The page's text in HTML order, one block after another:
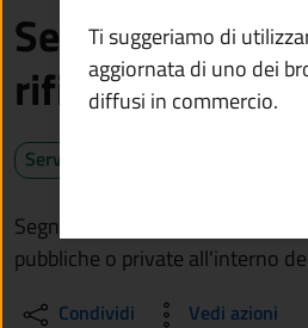
Segnalare
rifiuti
Servizio attivo
Segnala la presenza di rifiuti
pubbliche o private all'interno
Condividi Vedi azioni
Ti suggeriamo di
aggiornata di uno dei
diffusi in commercio.